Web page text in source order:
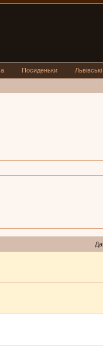
Посиденьки